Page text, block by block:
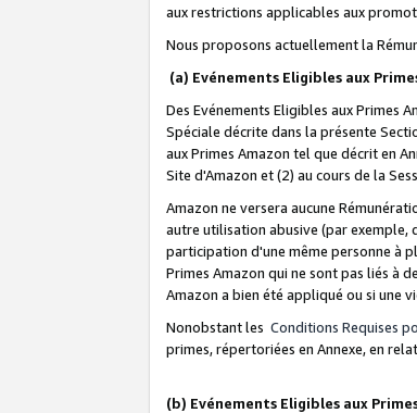
aux restrictions applicables aux
Nous proposons actuellement la
(a) Evénements Eligibles aux
Des Evénements Eligibles aux Primes
Spéciale décrite dans la présente
aux Primes Amazon tel que décrit en
Site d'Amazon et (2) au cours de la
Amazon ne versera aucune
autre utilisation abusive (par
participation d'une même personne à
Primes Amazon qui ne sont pas liés à
Amazon a bien été appliqué ou si une
Nonobstant les Conditions Requises
primes, répertoriées en Annexe, en
(b) Evénements Eligibles aux